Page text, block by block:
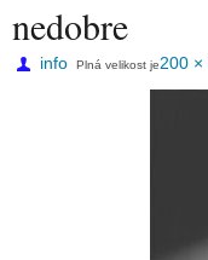
nedobre
info Plná velikost je200 ×